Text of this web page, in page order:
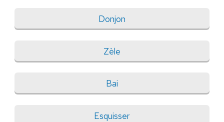
Donjon
Zèle
Bai
Esquisser